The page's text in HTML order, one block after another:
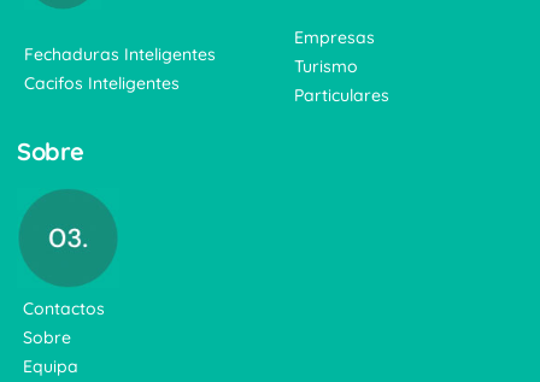
Fechaduras Inteligentes
Cacifos Inteligentes
Empresas
Turismo
Particulares
Sobre
Contactos
Sobre
Equipa